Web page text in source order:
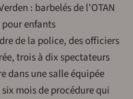
: barbelés de l'OTAN
enfants
de la police, des officiers
trois à dix spectateurs
dans une salle équipée
mois de procédure qui